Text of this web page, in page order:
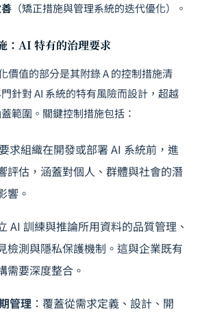
（矯正措施與管理系統的迭代優化）。
：AI 特有的治理要求
價值的部分是其附錄 A 的控制措施清
針對 AI 系統的特有風險而設計，超越
範圍。關鍵控制措施包括：
要求組織在開發或部署 AI 系統前，進
評估，涵蓋對個人、群體與社會的潛
響。
AI 訓練與推論所用資料的品質管理、
檢測與隱私保護機制。這與企業既有
需要深度整合。
管理 ：覆蓋從需求定義、設計、開